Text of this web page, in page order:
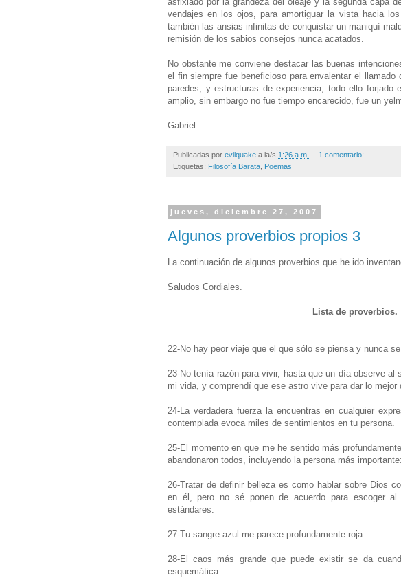
vendajes en los ojos, para amortiguar la vista hacia
también las ansias infinitas de conquistar un maniquí
remisión de los sabios consejos nunca acatados.
No obstante me conviene destacar las buenas
el fin siempre fue beneficioso para envalentar el llamado
paredes, y estructuras de experiencia, todo ello forjado
amplio, sin embargo no fue tiempo encarecido, fue un
Gabriel.
Publicadas por evilquake a la/s 1:26 a.m.
1 comentario:
Etiquetas: Filosofía Barata Poemas
jueves, diciembre 27, 2007
Algunos proverbios propios 3
La continuación de algunos proverbios que he ido
Saludos Cordiales.
Lista de proverbios.
22-No hay peor viaje que el que sólo se piensa y nunca
23-No tenía razón para vivir, hasta que un día observe al
mi vida, y comprendí que ese astro vive para dar lo
24-La verdadera fuerza la encuentras en cualquier
contemplada evoca miles de sentimientos en tu persona.
25-El momento en que me he sentido más
abandonaron todos, incluyendo la persona más
26-Tratar de definir belleza es como hablar sobre Dios
en él, pero no sé ponen de acuerdo para escoger al
estándares.
27-Tu sangre azul me parece profundamente roja.
28-El caos más grande que puede existir se da
esquemática.